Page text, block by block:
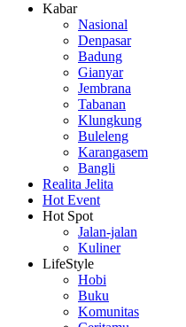
Kabar
Nasional
Denpasar
Badung
Gianyar
Jembrana
Tabanan
Klungkung
Buleleng
Karangasem
Bangli
Realita Jelita
Hot Event
Hot Spot
Jalan-jalan
Kuliner
LifeStyle
Hobi
Buku
Komunitas